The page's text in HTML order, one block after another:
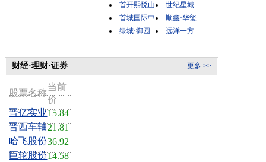
首开熙悦山
世纪星城
首城国际中
顺鑫·华玺
绿城·御园
远洋一方
更多 >>
财经·理财·证券
股票名称
当前
价
晋亿实业15.84
晋西车轴21.81
哈飞股份36.92
巨轮股份14.58